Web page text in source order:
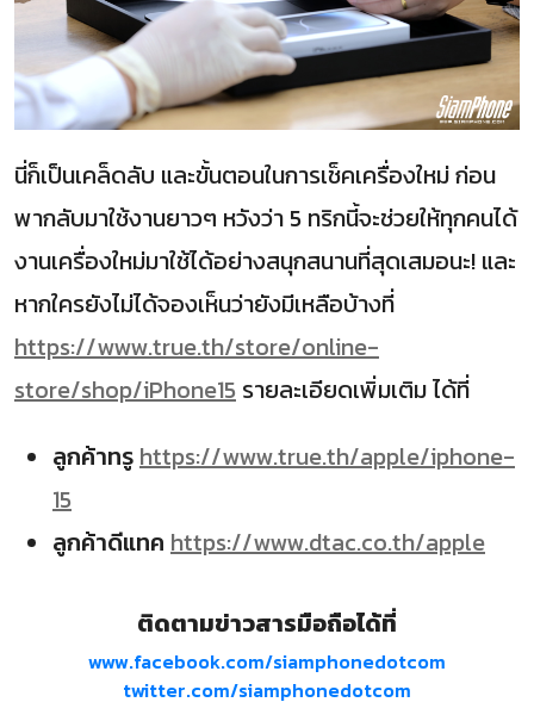
นี่ก็เป็นเคล็ดลับ และขั้นตอนในการเช็คเครื่องใหม่ ก่อน
พากลับมาใช้งานยาวๆ หวังว่า 5 ทริกนี้จะช่วยให้ทุกคนได้
งานเครื่องใหม่มาใช้ได้อย่างสนุกสนานที่สุดเสมอนะ! และ
หากใครยังไม่ได้จองเห็นว่ายังมีเหลือบ้างที่
https://www.true.th/store/online-
store/shop/iPhone15 รายละเอียดเพิ่มเติม ได้ที่
ลูกค้าทรู https://www.true.th/apple/iphone-
15
ลูกค้าดีแทค https://www.dtac.co.th/apple
ติดตามข่าวสารมือถือได้ที่
www.facebook.com/siamphonedotcom
twitter.com/siamphonedotcom